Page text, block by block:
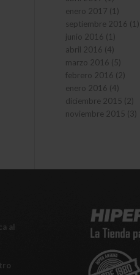
enero 2017 (1)
septiembre 2016 (1)
junio 2016 (1)
abril 2016 (4)
marzo 2016 (5)
febrero 2016 (2)
enero 2016 (4)
diciembre 2015 (2)
noviembre 2015 (3)
al